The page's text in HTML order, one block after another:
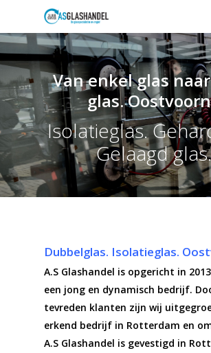
Hit enter to search or ESC to close
Van enkel glas naar
glas.
Isolatieglas.
Gelaagd glas.
Dubbelglas. Isolatieglas.
A.S Glashandel is opgericht in
een jong en dynamisch bedrijf.
tevreden klanten zijn wij
erkend bedrijf in Rotterdam en
A.S Glashandel is gevestigd in